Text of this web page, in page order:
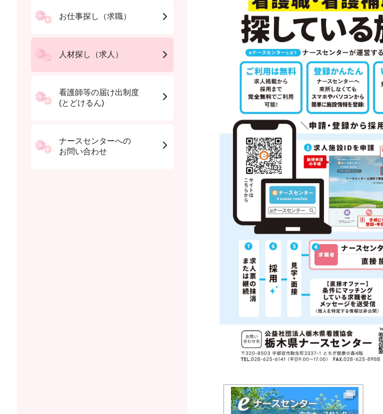
お仕事探し（求職）
人材探し（求人）
看護師等の届け出制度
(とどけるん)
ナースセンターへの
お問い合わせ